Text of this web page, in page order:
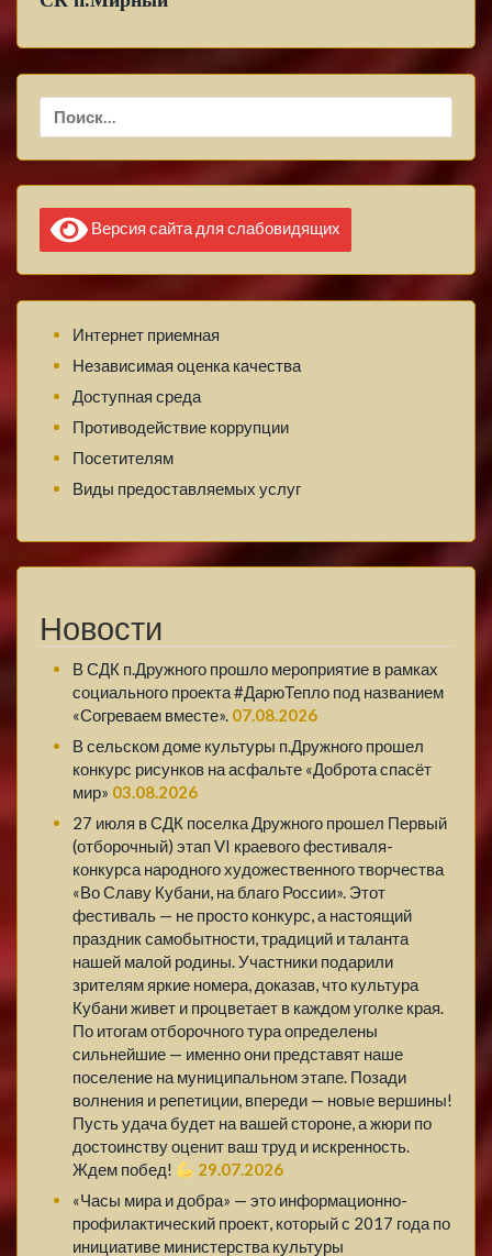
Найти:
Версия сайта для слабовидящих
Интернет приемная
Независимая оценка качества
Доступная среда
Противодействие коррупции
Посетителям
Виды предоставляемых услуг
Новости
В СДК п.Дружного прошло мероприятие в рамках
социального проекта #ДарюТепло под названием
«Согреваем вместе». 07.08.2026
В сельском доме культуры п.Дружного прошел
конкурс рисунков на асфальте «Доброта спасёт
мир» 03.08.2026
27 июля в СДК поселка Дружного прошел Первый
(отборочный) этап VI краевого фестиваля-
конкурса народного художественного творчества
«Во Славу Кубани, на благо России». Этот
фестиваль — не просто конкурс, а настоящий
праздник самобытности, традиций и таланта
нашей малой родины. Участники подарили
зрителям яркие номера, доказав, что культура
Кубани живет и процветает в каждом уголке края.
По итогам отборочного тура определены
сильнейшие — именно они представят наше
поселение на муниципальном этапе. Позади
волнения и репетиции, впереди — новые вершины!
Пусть удача будет на вашей стороне, а жюри по
достоинству оценит ваш труд и искренность.
Ждем побед!
29.07.2026
«Часы мира и добра» — это информационно-
профилактический проект, который с 2017 года по
инициативе министерства культуры